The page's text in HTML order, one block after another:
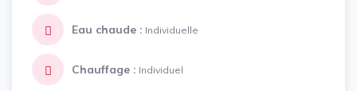
Eau chaude : Individuelle
Chauffage : Individuel